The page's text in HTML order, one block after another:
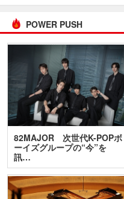
POWER PUSH
82MAJOR 次世代K-POPボ
ーイズグループの“今”を
訊…